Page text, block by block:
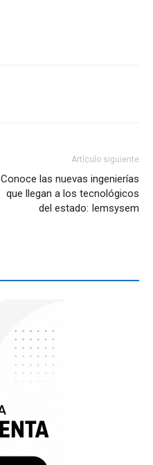
Artículo siguiente
Conoce las nuevas ingenierías
que llegan a los tecnológicos
del estado: Iemsysem